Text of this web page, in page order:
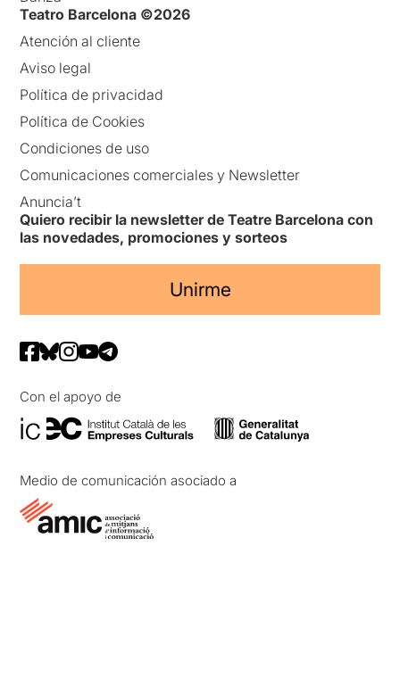
Teatro Barcelona ©2026
Atención al cliente
Aviso legal
Política de privacidad
Política de Cookies
Condiciones de uso
Comunicaciones comerciales y Newsletter
Anuncia’t
Quiero recibir la newsletter de Teatre Barcelona con
las novedades, promociones y sorteos
Unirme
Con el apoyo de
Medio de comunicación asociado a